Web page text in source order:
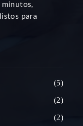
para
5
2
2